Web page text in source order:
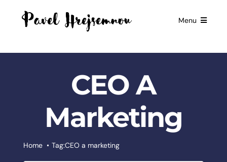
Menu
BUSINESSES
PARTNERSHIP
CEO A
Marketing
Home Tag:CEO a marketing